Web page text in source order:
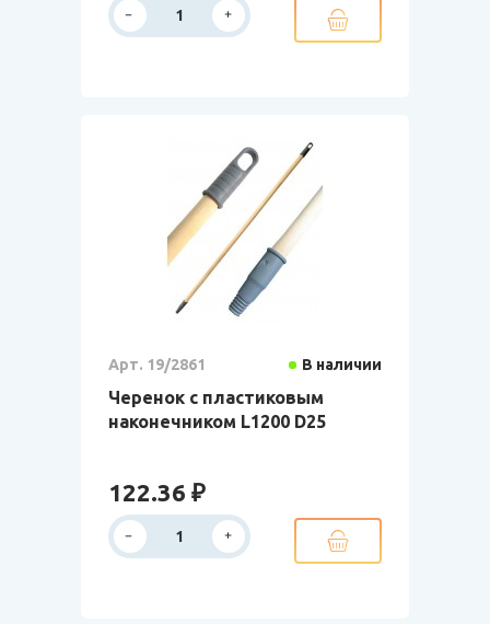
Арт. 19/2861 В наличии
Черенок с пластиковым
наконечником L1200 D25
122.36 ₽